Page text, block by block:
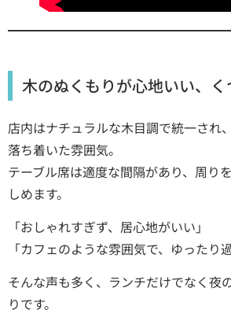
木のぬくもりが心地いい、
店内はナチュラルな木目調で統一され
落ち着いた雰囲気。
テーブル席は適度な間隔があり、周り
しめます。
「おしゃれすぎず、居心地がいい」
「カフェのような雰囲気で、ゆったり
そんな声も多く、ランチだけでなく夜
りです。